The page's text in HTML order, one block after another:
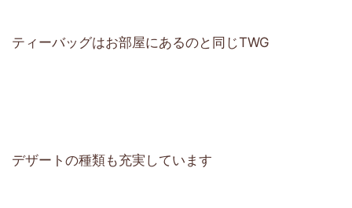
ティーバッグはお部屋にあるのと同じTWG
デザートの種類も充実しています